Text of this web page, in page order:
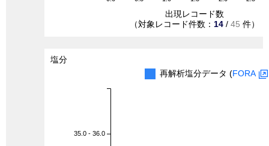
出現レコード数
（対象レコード件数： 14 / 45 件）
塩分
再解析塩分データ (FORA
35.0 - 36.0